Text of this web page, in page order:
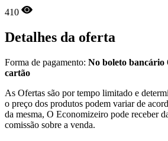
410
Detalhes da oferta
Forma de pagamento: No boleto bancário
cartão
As Ofertas são por tempo limitado e
o preço dos produtos podem variar de
da mesma, O Economizeiro pode receber
comissão sobre a venda.